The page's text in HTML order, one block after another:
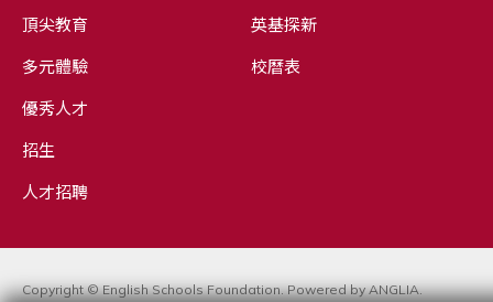
頂尖教育
多元體驗
優秀人才
招生
人才招聘
英基探新
校曆表
Copyright © English Schools Foundation. Powered byANGLIA.